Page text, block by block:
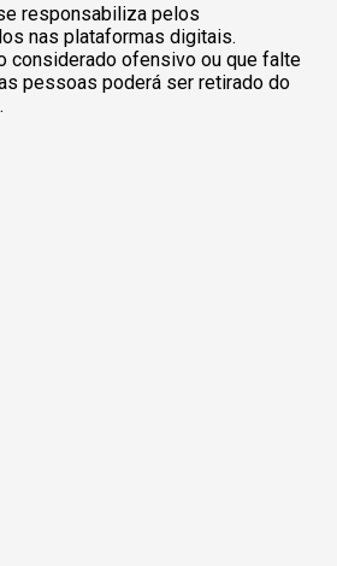
responsabiliza pelos
nas plataformas digitais.
considerado ofensivo ou que falte
pessoas poderá ser retirado do